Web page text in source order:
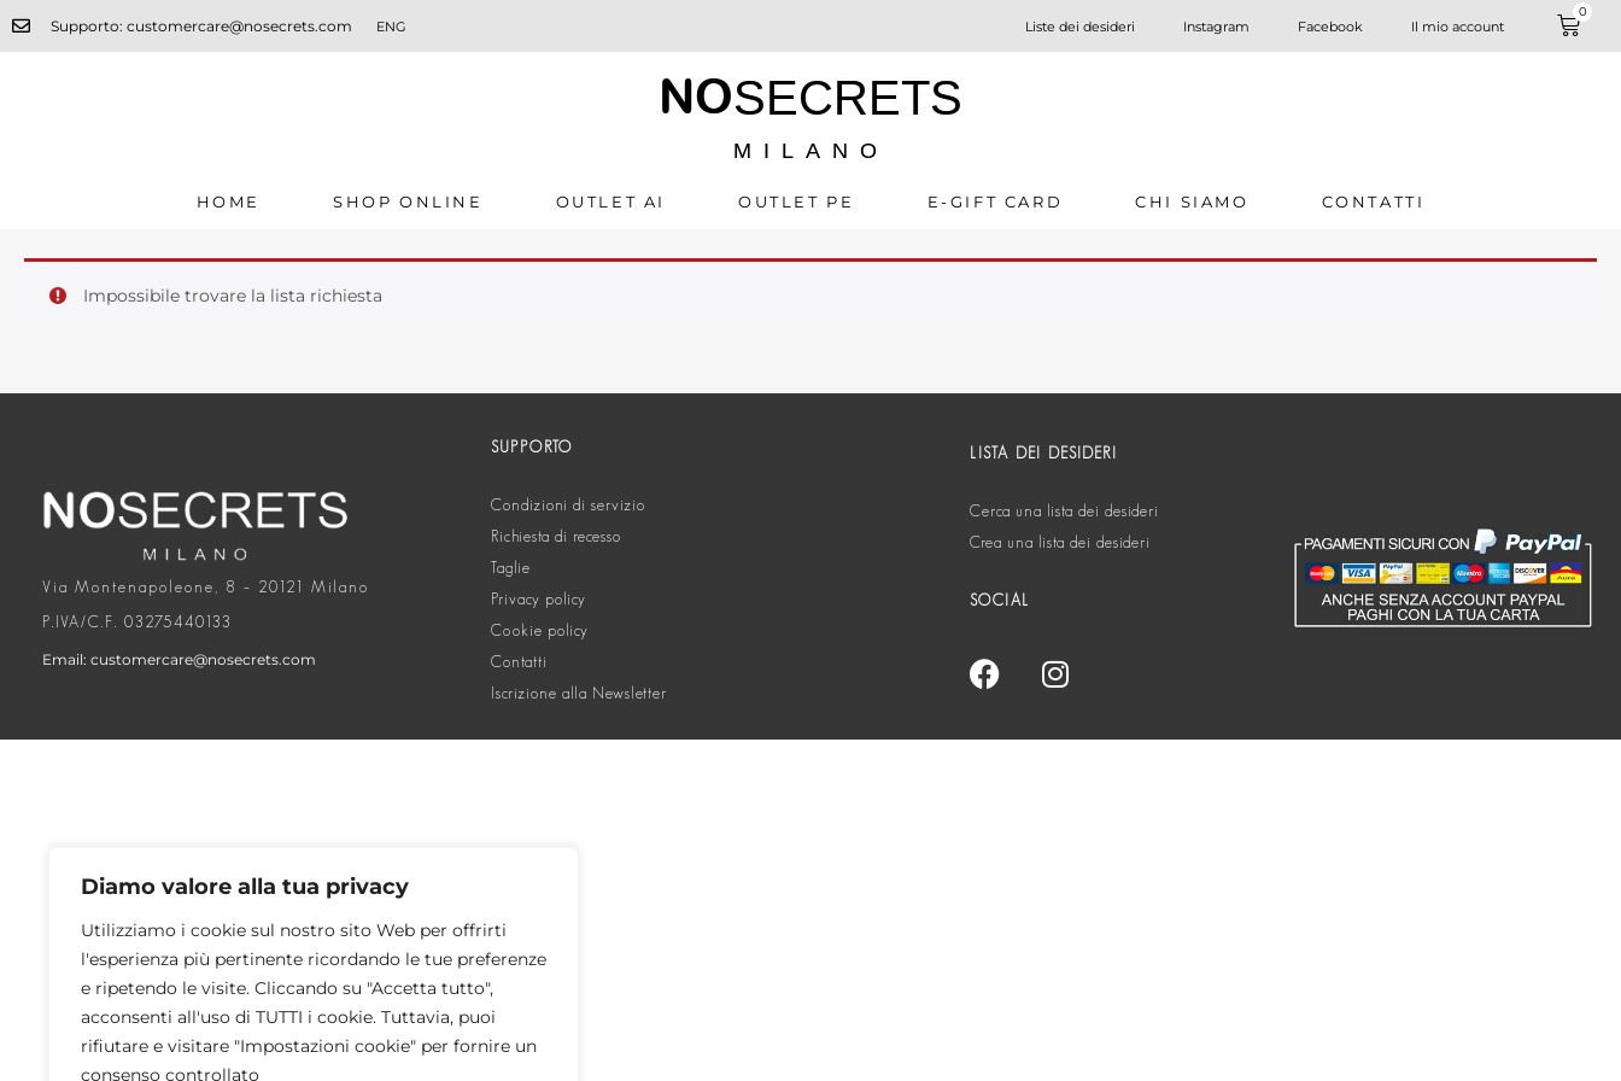
Diamo valore alla tua privacy
Utilizziamo i cookie sul nostro sito Web per offrirti
l'esperienza più pertinente ricordando le tue preferenze
e ripetendo le visite. Cliccando su "Accetta tutto",
acconsenti all'uso di TUTTI i cookie. Tuttavia, puoi
rifiutare e visitare "Impostazioni cookie" per fornire un
consenso controllato
Supporto: customercare@nosecrets.com ENG Liste dei desideri Instagram Facebook Il mio account
0
NOSECRETS
MILANO
HOME SHOP ONLINE OUTLET AI OUTLET PE E-GIFT CARD CHI SIAMO CONTATTI
Impossibile trovare la lista richiesta
Via Montenapoleone, 8 – 20121 Milano
P.IVA/C.F. 03275440133
Email: customercare@nosecrets.com
SUPPORTO
Condizioni di servizio
Richiesta di recesso
Taglie
Privacy policy
Cookie policy
Contatti
Iscrizione alla Newsletter
LISTA DEI DESIDERI
Cerca una lista dei desideri
Crea una lista dei desideri
SOCIAL